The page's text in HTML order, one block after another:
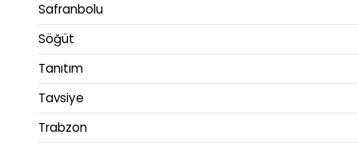
Safranbolu
Söğüt
Tanıtım
Tavsiye
Trabzon